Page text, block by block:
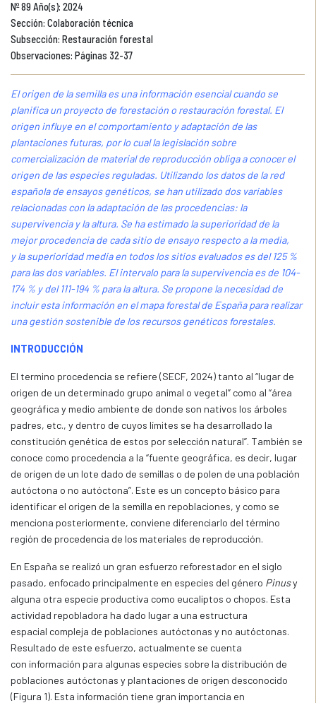
Nº 89 Año(s): 2024
Sección: Colaboración técnica
Subsección: Restauración forestal
Observaciones: Páginas 32-37
El origen de la semilla es una información esencial cuando se
planifica un proyecto de forestación o restauración forestal. El
origen influye en el comportamiento y adaptación de las
plantaciones futuras, por lo cual la legislación sobre
comercialización de material de reproducción obliga a conocer el
origen de las especies reguladas. Utilizando los datos de la red
española de ensayos genéticos, se han utilizado dos variables
relacionadas con la adaptación de las procedencias: la
supervivencia y la altura. Se ha estimado la superioridad de la
mejor procedencia de cada sitio de ensayo respecto a la media,
y la superioridad media en todos los sitios evaluados es del 125 %
para las dos variables. El intervalo para la supervivencia es de 104-
174 % y del 111-194 % para la altura. Se propone la necesidad de
incluir esta información en el mapa forestal de España para realizar
una gestión sostenible de los recursos genéticos forestales.
INTRODUCCIÓN
El termino procedencia se refiere (SECF, 2024) tanto al “lugar de
origen de un determinado grupo animal o vegetal” como al “área
geográfica y medio ambiente de donde son nativos los árboles
padres, etc., y dentro de cuyos límites se ha desarrollado la
constitución genética de estos por selección natural”. También se
conoce como procedencia a la “fuente geográfica, es decir, lugar
de origen de un lote dado de semillas o de polen de una población
autóctona o no autóctona”. Este es un concepto básico para
identificar el origen de la semilla en repoblaciones, y como se
menciona posteriormente, conviene diferenciarlo del término
región de procedencia de los materiales de reproducción.
En España se realizó un gran esfuerzo reforestador en el siglo
pasado, enfocado principalmente en especies del género Pinusy
alguna otra especie productiva como eucaliptos o chopos. Esta
actividad repobladora ha dado lugar a una estructura
espacial compleja de poblaciones autóctonas y no autóctonas.
Resultado de este esfuerzo, actualmente se cuenta
con información para algunas especies sobre la distribución de
poblaciones autóctonas y plantaciones de origen desconocido
(Figura 1). Esta información tiene gran importancia en